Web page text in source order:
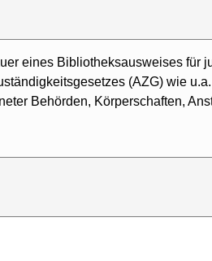
eines Bibliotheksausweises für
(AZG) wie
Behörden, Körperschaften,